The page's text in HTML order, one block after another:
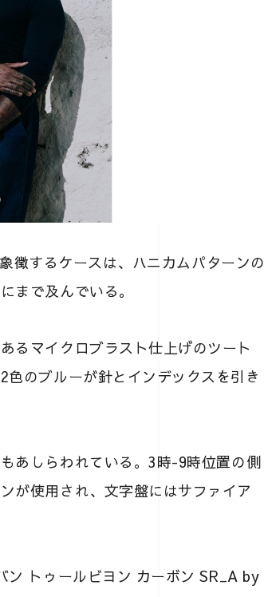
徴するケースは、ハニカムパターンの
まで及んでいる。
るマイクロブラスト仕上げのツート
のブルーが針とインデックスを引き
あしらわれている。3時-9時位置の側
が使用され、文字盤にはサファイア
ン トゥールビヨン カーボン SR_A by